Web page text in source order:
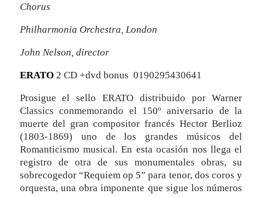
Chorus
Philharmonia Orchestra, London
John Nelson, director
ERATO2 CD +dvd bonus 0190295430641
Prosigue el sello ERATO distribuido por Warner
Classics conmemorando el 150º aniversario de la
muerte del gran compositor francés Hector Berlioz
(1803-1869) uno de los grandes músicos del
Romanticismo musical. En esta ocasión nos llega el
registro de otra de sus monumentales obras, su
sobrecogedor “Requiem op 5” para tenor, dos coros y
orquesta, una obra imponente que sigue los números